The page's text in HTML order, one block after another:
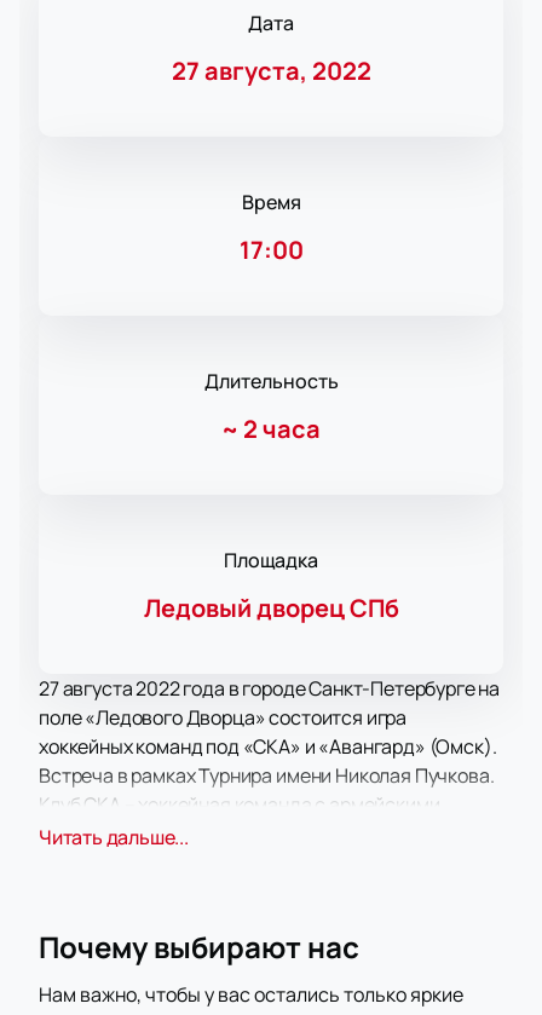
Дата
27 августа, 2022
Время
17:00
Длительность
~ 2 часа
Площадка
Ледовый дворец СПб
27 августа 2022 года в городе Санкт-Петербурге на
поле «Ледового Дворца» состоится игра
хоккейных команд под «СКА» и «Авангард» (Омск).
Встреча в рамках Турнира имени Николая Пучкова.
Клуб СКА – хоккейная команда с армейскими
корнями. Свою историю начала в 50-х годах
принимают участие в розыгрышах КХЛ. Питерский
конференции, Кубок Континента, Кубок Открытия,
Читать дальше...
Почему выбирают нас
Нам важно, чтобы у вас остались только яркие